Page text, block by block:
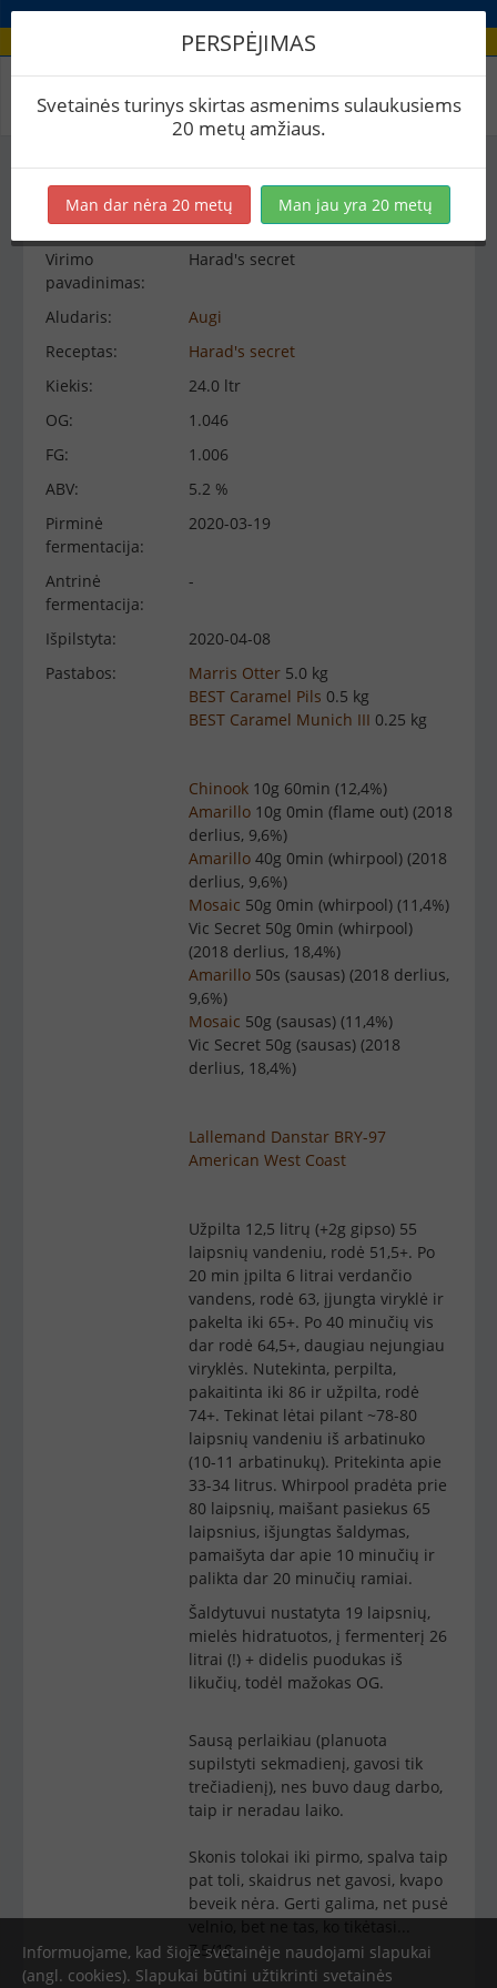
Virimo peržiūra
−
Virimo informacija
Virimo
pavadinimas:
Harad's secret
Aludaris:
Augi
Receptas:
Harad's secret
Kiekis:
24.0 ltr
OG:
1.046
FG:
1.006
ABV:
5.2 %
Pirminė
fermentacija:
2020-03-19
Antrinė
fermentacija:
-
Išpilstyta:
2020-04-08
Pastabos:
Marris Otter5.0 kg
BEST Caramel Pils 0.5 kg
BEST Caramel Munich III 0.25 kg
Chinook10g 60min (12,4%)
Amarillo10g 0min (flame out) (2018
derlius, 9,6%)
Amarillo40g 0min (whirpool) (2018
derlius, 9,6%)
Mosaic 50g 0min (whirpool) (11,4%)
Vic Secret 50g 0min (whirpool)
(2018 derlius, 18,4%)
Amarillo50s (sausas) (2018 derlius,
9,6%)
Mosaic 50g (sausas) (11,4%)
Vic Secret 50g (sausas) (2018
derlius, 18,4%)
Lallemand Danstar BRY-97
American West Coast
Užpilta 12,5 litrų (+2g gipso) 55
laipsnių vandeniu, rodė 51,5+. Po
20 min įpilta 6 litrai verdančio
vandens, rodė 63, įjungta viryklė ir
pakelta iki 65+. Po 40 minučių vis
dar rodė 64,5+, daugiau nejungiau
viryklės. Nutekinta, perpilta,
pakaitinta iki 86 ir užpilta, rodė
74+. Tekinat lėtai pilant ~78-80
laipsnių vandeniu iš arbatinuko
(10-11 arbatinukų). Pritekinta apie
33-34 litrus. Whirpool pradėta prie
80 laipsnių, maišant pasiekus 65
laipsnius, išjungtas šaldymas,
pamaišyta dar apie 10 minučių ir
palikta dar 20 minučių ramiai.
Šaldytuvui nustatyta 19 laipsnių,
mielės hidratuotos, į fermenterį 26
litrai (!) + didelis puodukas iš
likučių, todėl mažokas OG.
Sausą perlaikiau (planuota
supilstyti sekmadienį, gavosi tik
trečiadienį), nes buvo daug darbo,
taip ir neradau laiko.
Skonis tolokai iki pirmo, spalva taip
pat toli, skaidrus net gavosi, kvapo
beveik nėra. Gerti galima, net pusė
7,5/10
Informuojame, kad šioje svetainėje naudojami slapukai
(angl. cookies). Slapukai būtini užtikrinti svetainės
PERSPĖJIMAS
Svetainės turinys skirtas asmenims sulaukusiems
20 metų amžiaus.
Man dar nėra 20 metų Man jau yra 20 metų